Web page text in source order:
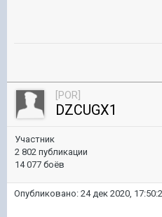
[POR]
DZCUGX1
Участник
2 802 публикации
14 077 боёв
Опубликовано: 24 дек 2020,